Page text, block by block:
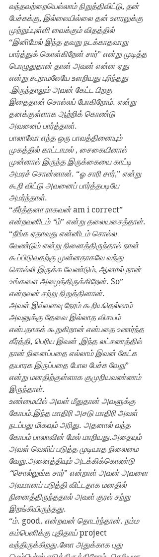
வந்தவற்றையெல்லாம் நிறுத்திவிட்டு, தன்
பேச்சுக்கு, இல்லையில்லை தன் உளரலுக்கு
முற்றுப்புள்ளி வைக்கும் விதத்தில்
“இனிமேல் இந்த தவறு நடக்காதவாறு
பார்த்துக் கொள்கிறேன் சார்” என்று முடித்த
பொழுதுதான் தான் அவன் என்ன ஏது
என்று கூறாமலேயே உளறியது புரிந்தது
.இருந்தாலும் அவன் கேட்ட பிறகு
இதைதான் சொல்லப் போகிறோம். என்று
தனக்குள்ளாக ஆற்றிக் கொண்டு
அவனைப் பார்த்தாள்.
பாலாவோ எந்த ஒரு பாவத்தினையும்
முகத்தில் காட்டாமல் , சைகையினால்
முன்னால் இருந்த இருக்கையை காட்டி
அமரச் சொன்னான். “ஓ சாரி சார்,” என்று
கூறி விட்டு அவனைப் பார்த்தபடியே
அமர்ந்தாள்.
“கீர்த்தனா ராகவன் am i correct”
என்றவனிடம் “ம்” என்று தலையசைத்தாள்.
“நீங்க ஏதாவது என்னிடம் சொல்ல
வேண்டும் என்று நினைத்திருந்தால் நான்
கூப்பிடுவதற்கு முன்னதாகவே வந்து
சொல்லி இருக்க வேண்டும், ஆனால் நான்
உங்களை அழைத்திருக்கிறேன். So”
என்றவன் சற்று நிறுத்தினான்.
அவள் இவ்வளவு நேரம் கூறியதெல்லாம்
அவனுக்கு தேவை இல்லாத விசயம்
என்பதாகக் கூறுகிறான் என்பதை உணர்ந்த
கீர்த்தி, பெரிய இவன் ,இந்த லட்சணத்தில்
நான் நினைப்பதை எல்லாம் இவன் கேட்க
தயாரக இருப்பதை போல பேச்சு வேறு”
என்று மனதிற்குள்ளாக குமுறியவண்ணம்
இருந்தாள்.
உண்மையில் அவள் மீதுதான் அவளுக்கு
கோபம்.இந்த மாதிரி அசடு மாதிரி அவள்
நடப்பது மிகவும் அரிது. அதனால் வந்த
கோபம் பாலாவின் மேல் மாறியது.அதையும்
அவள் வெளிப் படுத்த முடியாத நிலைமை
வேறு.அனைத்தியும் அடக்கிக்கொண்டு
“சொல்லுங்க சார்” என்றாள் அவன் அவளை
அவமானப் படுத்தி விட்டதாக மனதில்
நினைத்திருந்ததால் அவள் குரல் சற்று
இறங்கியிருந்தது.
“ம். good. என்றவன் தொடர்ந்தான். நம்ம
கம்பெனிக்கு புதிதாய் project
வந்திருக்கிறது.ஸோ அதுக்காக புது